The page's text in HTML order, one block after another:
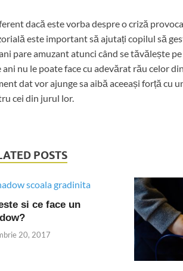
dacă este vorba despre o criză
este important să ajutați copilul să
pare amuzant atunci când se tăvălește
ani nu le poate face cu adevărat rău celor
dat vor ajunge sa aibă aceeași forță cu
cei din jurul lor.
POSTS
si ce face un
20, 2017